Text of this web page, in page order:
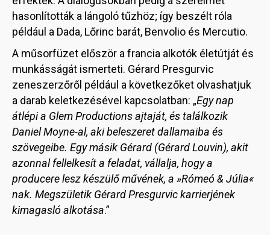
hasonlították a lángoló tűzhöz; így beszélt róla
például a Dada, Lőrinc barát, Benvolio és Mercutio.
A műsorfüzet először a francia alkotók életútját és
munkásságát ismerteti. Gérard Presgurvic
zeneszerzőről például a következőket olvashatjuk
a darab keletkezésével kapcsolatban: „Egy nap
átlépi a Glem Productions ajtaját, és találkozik
Daniel Moyne-al, aki beleszeret dallamaiba és
szövegeibe. Egy másik Gérard (Gérard Louvin), akit
azonnal fellelkesít a feladat, vállalja, hogy a
producere lesz készülő művének, a »Rómeó & Júlia«
nak. Megszületik Gérard Presgurvic karrierjének
kimagasló alkotása.”